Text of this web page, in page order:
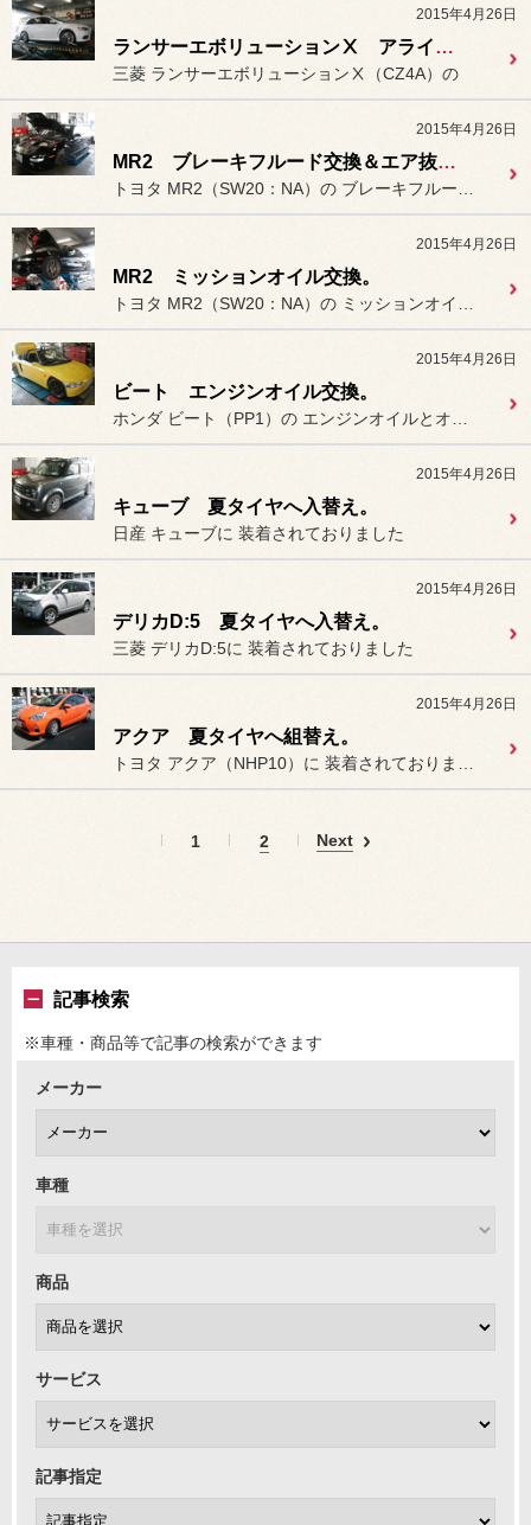
2015年4月26日
ランサーエボリューションⅩ アライメント測定＆調整。
三菱 ランサーエボリューションⅩ（CZ4A）の
2015年4月26日
MR2 ブレーキフルード交換＆エア抜き。
2015年4月26日
MR2 ミッションオイル交換。
2015年4月26日
ビート エンジンオイル交換。
2015年4月26日
キューブ 夏タイヤへ入替え。
日産 キューブに 装着されておりました
2015年4月26日
デリカD:5 夏タイヤへ入替え。
三菱 デリカD:5に 装着されておりました
2015年4月26日
アクア 夏タイヤへ組替え。
1 2 Next
記事検索
※車種・商品等で記事の検索ができます
メーカー
車種
商品
サービス
記事指定